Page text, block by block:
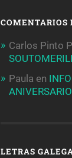
COMENTARIOS
Carlos Pinto
Paula en
LETRAS